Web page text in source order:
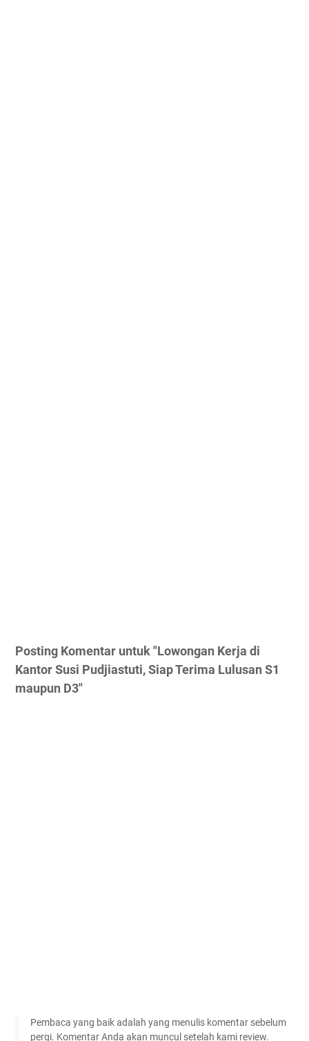
Posting Komentar untuk "Lowongan Kerja di
Kantor Susi Pudjiastuti, Siap Terima Lulusan S1
maupun D3"
Pembaca yang baik adalah yang menulis komentar sebelum
pergi. Komentar Anda akan muncul setelah kami review.